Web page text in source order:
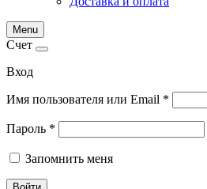
Menu
Счет
Вход
Имя пользователя или Email *
Пароль *
Запомнить меня